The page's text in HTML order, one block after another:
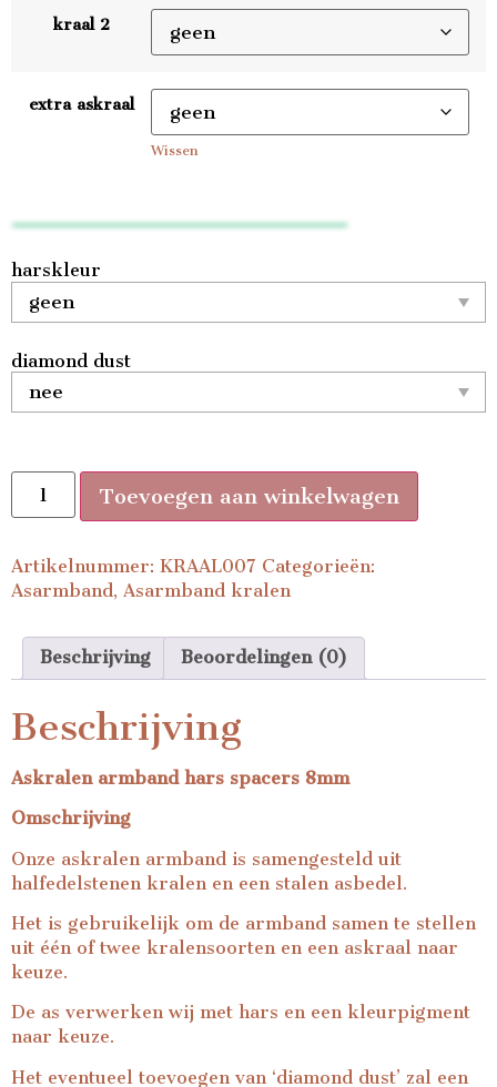
kraal 2
extra askraal
Wissen
harskleur
diamond dust
Toevoegen aan winkelwagen
Artikelnummer: KRAAL007 Categorieën:
Asarmband , Asarmband kralen
Beschrijving Beoordelingen (0)
Beschrijving
Askralen armband hars spacers 8mm
Omschrijving
Onze askralen armband is samengesteld uit
halfedelstenen kralen en een stalen asbedel.
Het is gebruikelijk om de armband samen te stellen
uit één of twee kralensoorten en een askraal naar
keuze.
De as verwerken wij met hars en een kleurpigment
naar keuze.
Het eventueel toevoegen van ‘diamond dust’ zal een